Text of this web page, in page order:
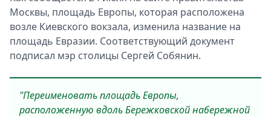
Москвы, площадь Европы, которая расположена
возле Киевского вокзала, изменила название на
площадь Евразии. Соответствующий документ
подписал мэр столицы Сергей Собянин.
"Переименовать площадь Европы,
расположенную вдоль Бережковской набережной